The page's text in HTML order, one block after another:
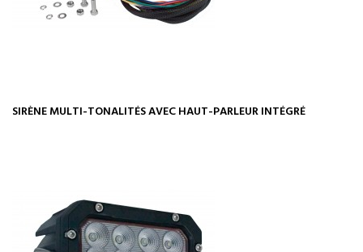
SIRÈNE MULTI-TONALITÉS AVEC HAUT-PARLEUR INTÉGRÉ